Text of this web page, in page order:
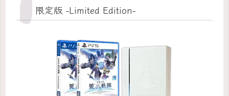
限定版 -Limited Edition-